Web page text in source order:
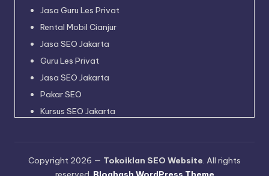
Jasa Guru Les Privat
Rental Mobil Cianjur
Jasa SEO Jakarta
Guru Les Privat
Jasa SEO Jakarta
Pakar SEO
Kursus SEO Jakarta
Harga Tiket Kapal Pelni
Copyright 2026 — Tokoiklan SEO Website. All rights